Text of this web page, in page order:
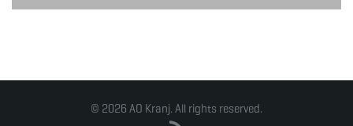
© 2026 AO Kranj. All rights reserved.